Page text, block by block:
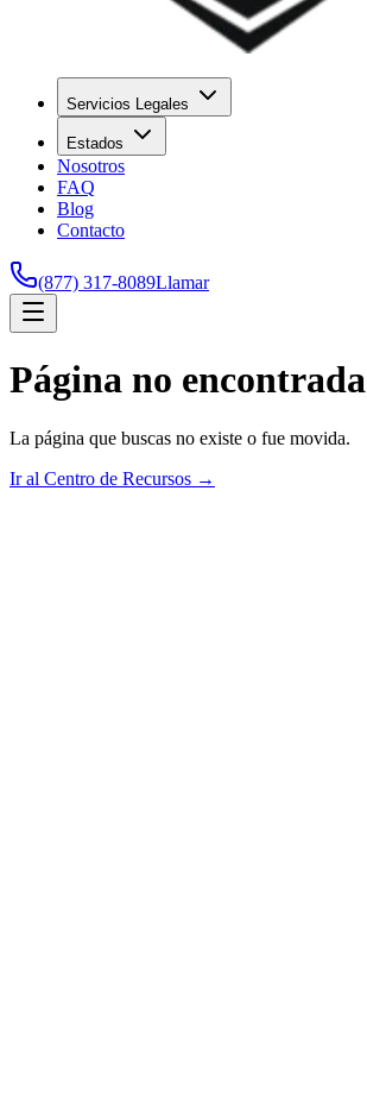
Servicios Legales
Estados
Nosotros
FAQ
Blog
Contacto
(877) 317-8089Llamar
Página no encontrada
La página que buscas no existe o fue movida.
Ir al Centro de Recursos →